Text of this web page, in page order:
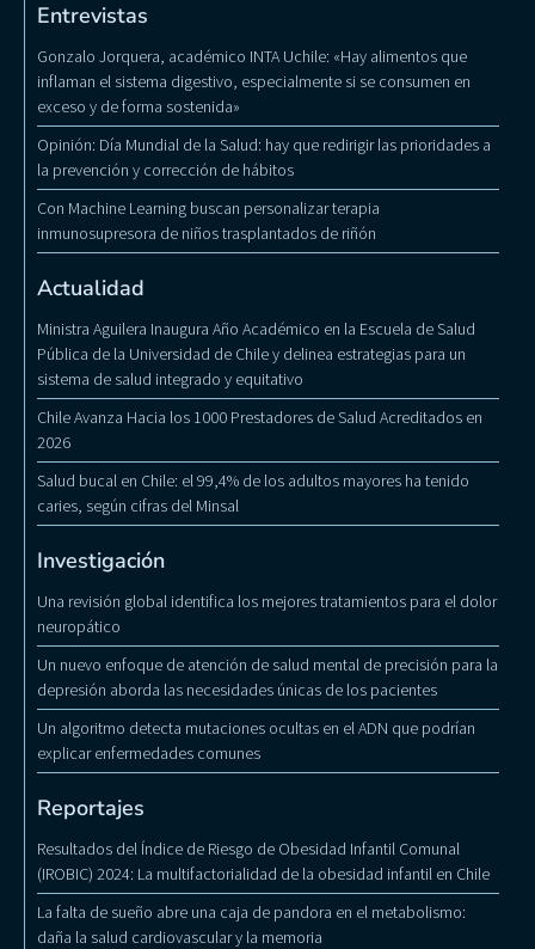
Entrevistas
Gonzalo Jorquera, académico INTA Uchile: «Hay alimentos que
inflaman el sistema digestivo, especialmente si se consumen en
exceso y de forma sostenida»
Opinión: Día Mundial de la Salud: hay que redirigir las prioridades a
la prevención y corrección de hábitos
Con Machine Learning buscan personalizar terapia
inmunosupresora de niños trasplantados de riñón
Actualidad
Ministra Aguilera Inaugura Año Académico en la Escuela de Salud
Pública de la Universidad de Chile y delinea estrategias para un
sistema de salud integrado y equitativo
Chile Avanza Hacia los 1000 Prestadores de Salud Acreditados en
2026
Salud bucal en Chile: el 99,4% de los adultos mayores ha tenido
caries, según cifras del Minsal
Investigación
Una revisión global identifica los mejores tratamientos para el dolor
neuropático
Un nuevo enfoque de atención de salud mental de precisión para la
depresión aborda las necesidades únicas de los pacientes
Un algoritmo detecta mutaciones ocultas en el ADN que podrían
explicar enfermedades comunes
Reportajes
Resultados del Índice de Riesgo de Obesidad Infantil Comunal
(IROBIC) 2024: La multifactorialidad de la obesidad infantil en Chile
La falta de sueño abre una caja de pandora en el metabolismo:
daña la salud cardiovascular y la memoria